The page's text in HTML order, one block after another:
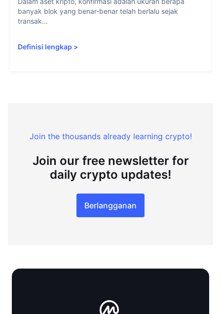
banyak blok yang benar-benar telah berlalu sejak
transak...
Definisi lengkap >
Join the thousands already learning crypto!
Join our free newsletter for
daily crypto updates!
Berlangganan